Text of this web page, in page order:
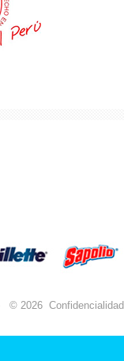
© 2026 Confidencialidad